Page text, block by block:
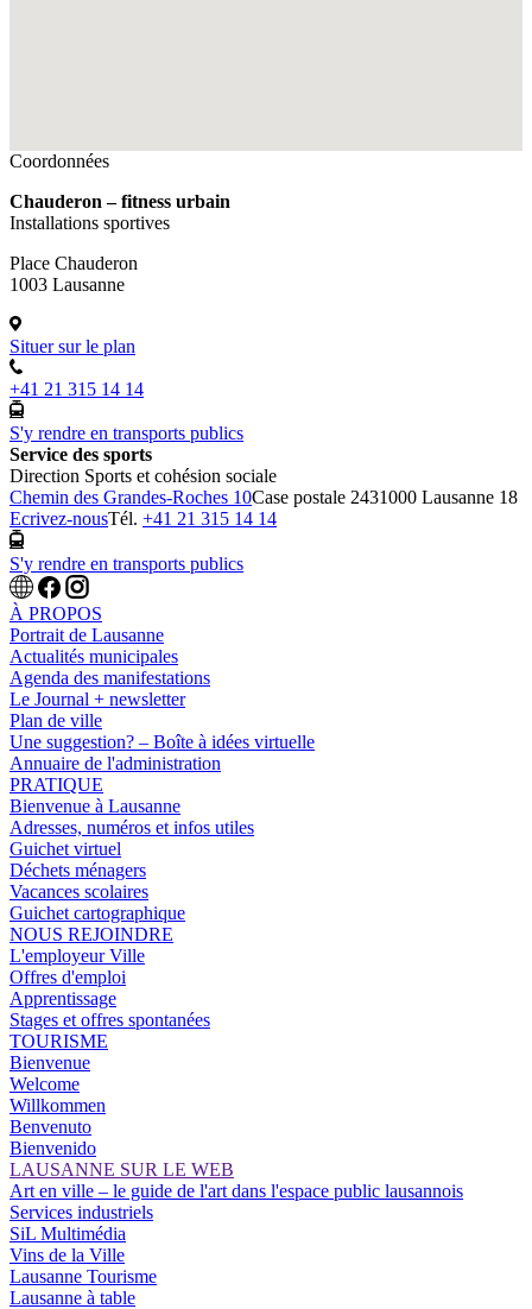
Coordonnées
Chauderon – fitness urbain
Installations sportives
Place Chauderon
1003 Lausanne
Situer sur le plan
+41 21 315 14 14
S'y rendre en transports publics
Service des sports
Direction Sports et cohésion sociale
Chemin des Grandes-Roches 10Case postale 2431000 Lausanne 18
Ecrivez-nousTél. +41 21 315 14 14
S'y rendre en transports publics
À PROPOS
Portrait de Lausanne
Actualités municipales
Agenda des manifestations
Le Journal + newsletter
Plan de ville
Une suggestion? – Boîte à idées virtuelle
Annuaire de l'administration
PRATIQUE
Bienvenue à Lausanne
Adresses, numéros et infos utiles
Guichet virtuel
Déchets ménagers
Vacances scolaires
Guichet cartographique
NOUS REJOINDRE
L'employeur Ville
Offres d'emploi
Apprentissage
Stages et offres spontanées
TOURISME
Bienvenue
Welcome
Willkommen
Benvenuto
Bienvenido
LAUSANNE SUR LE WEB
Art en ville – le guide de l'art dans l'espace public lausannois
Services industriels
SiL Multimédia
Vins de la Ville
Lausanne Tourisme
Lausanne à table